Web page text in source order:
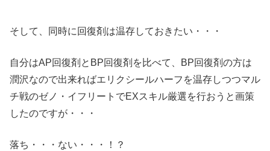
そして、同時に回復剤は温存しておきたい・・・
自分はAP回復剤とBP回復剤を比べて、BP回復剤の方は
潤沢なので出来ればエリクシールハーフを温存しつつマル
チ戦のゼノ・イフリートでEXスキル厳選を行おうと画策
したのですが・・・
落ち・・・ない・・・！？